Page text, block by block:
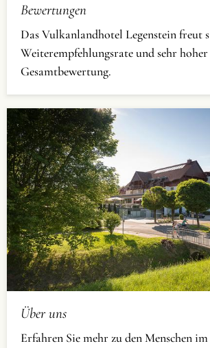
Bewertungen
Das Vulkanlandhotel Legenstein freut
Weiterempfehlungsrate und sehr
Gesamtbewertung.
Über uns
Erfahren Sie mehr zu den Menschen